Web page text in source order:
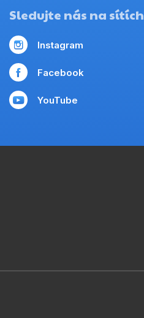
Sledujte nás na sítích
Instagram
Facebook
YouTube